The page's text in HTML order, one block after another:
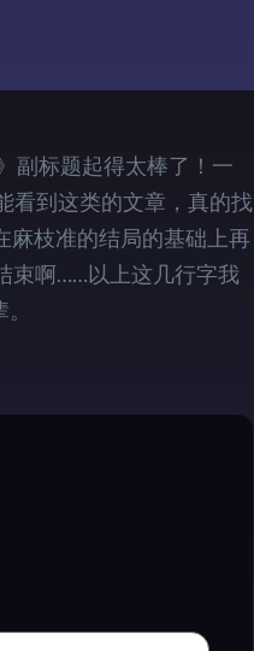
副标题起得太棒了！一
看到这类的文章，真的找
麻枝准的结局的基础上再
束啊……以上这几行字我